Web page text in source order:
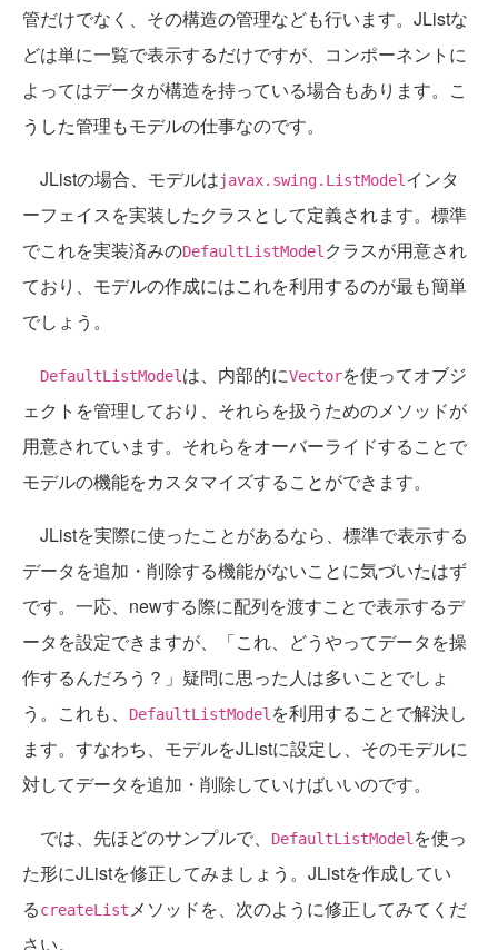
管だけでなく、その構造の管理なども行います。JListな
どは単に一覧で表示するだけですが、コンポーネントに
よってはデータが構造を持っている場合もあります。こ
うした管理もモデルの仕事なのです。
JListの場合、モデルはjavax.swing.ListModel インタ
ーフェイスを実装したクラスとして定義されます。標準
でこれを実装済みのDefaultListModel クラスが用意され
ており、モデルの作成にはこれを利用するのが最も簡単
でしょう。
DefaultListModel は、内部的にVectorを使ってオブジ
ェクトを管理しており、それらを扱うためのメソッドが
用意されています。それらをオーバーライドすることで
モデルの機能をカスタマイズすることができます。
JListを実際に使ったことがあるなら、標準で表示する
データを追加・削除する機能がないことに気づいたはず
です。一応、newする際に配列を渡すことで表示するデ
ータを設定できますが、「これ、どうやってデータを操
作するんだろう？」疑問に思った人は多いことでしょ
う。これも、
DefaultListModel を利用することで解決し
ます。すなわち、モデルをJListに設定し、そのモデルに
対してデータを追加・削除していけばいいのです。
では、先ほどのサンプルで、 DefaultListModel を使っ
た形にJListを修正してみましょう。JListを作成してい
るcreateListメソッドを、次のように修正してみてくだ
さい。